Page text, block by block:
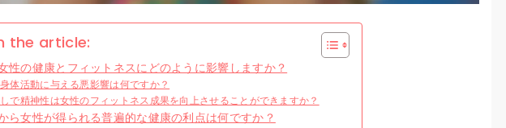
the article:
性の健康とフィットネスにどのように影響しますか？
体活動に与える悪影響は何ですか？
で精神性は女性のフィットネス成果を向上させることができますか？
ら女性が得られる普遍的な健康の利点は何ですか？